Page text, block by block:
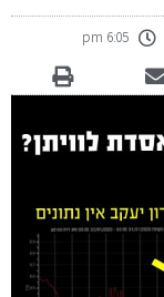
6:05 pm